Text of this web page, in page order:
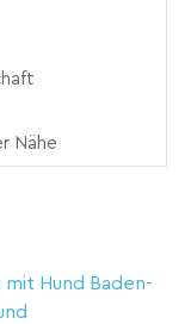
Nähe
mit Hund Baden-